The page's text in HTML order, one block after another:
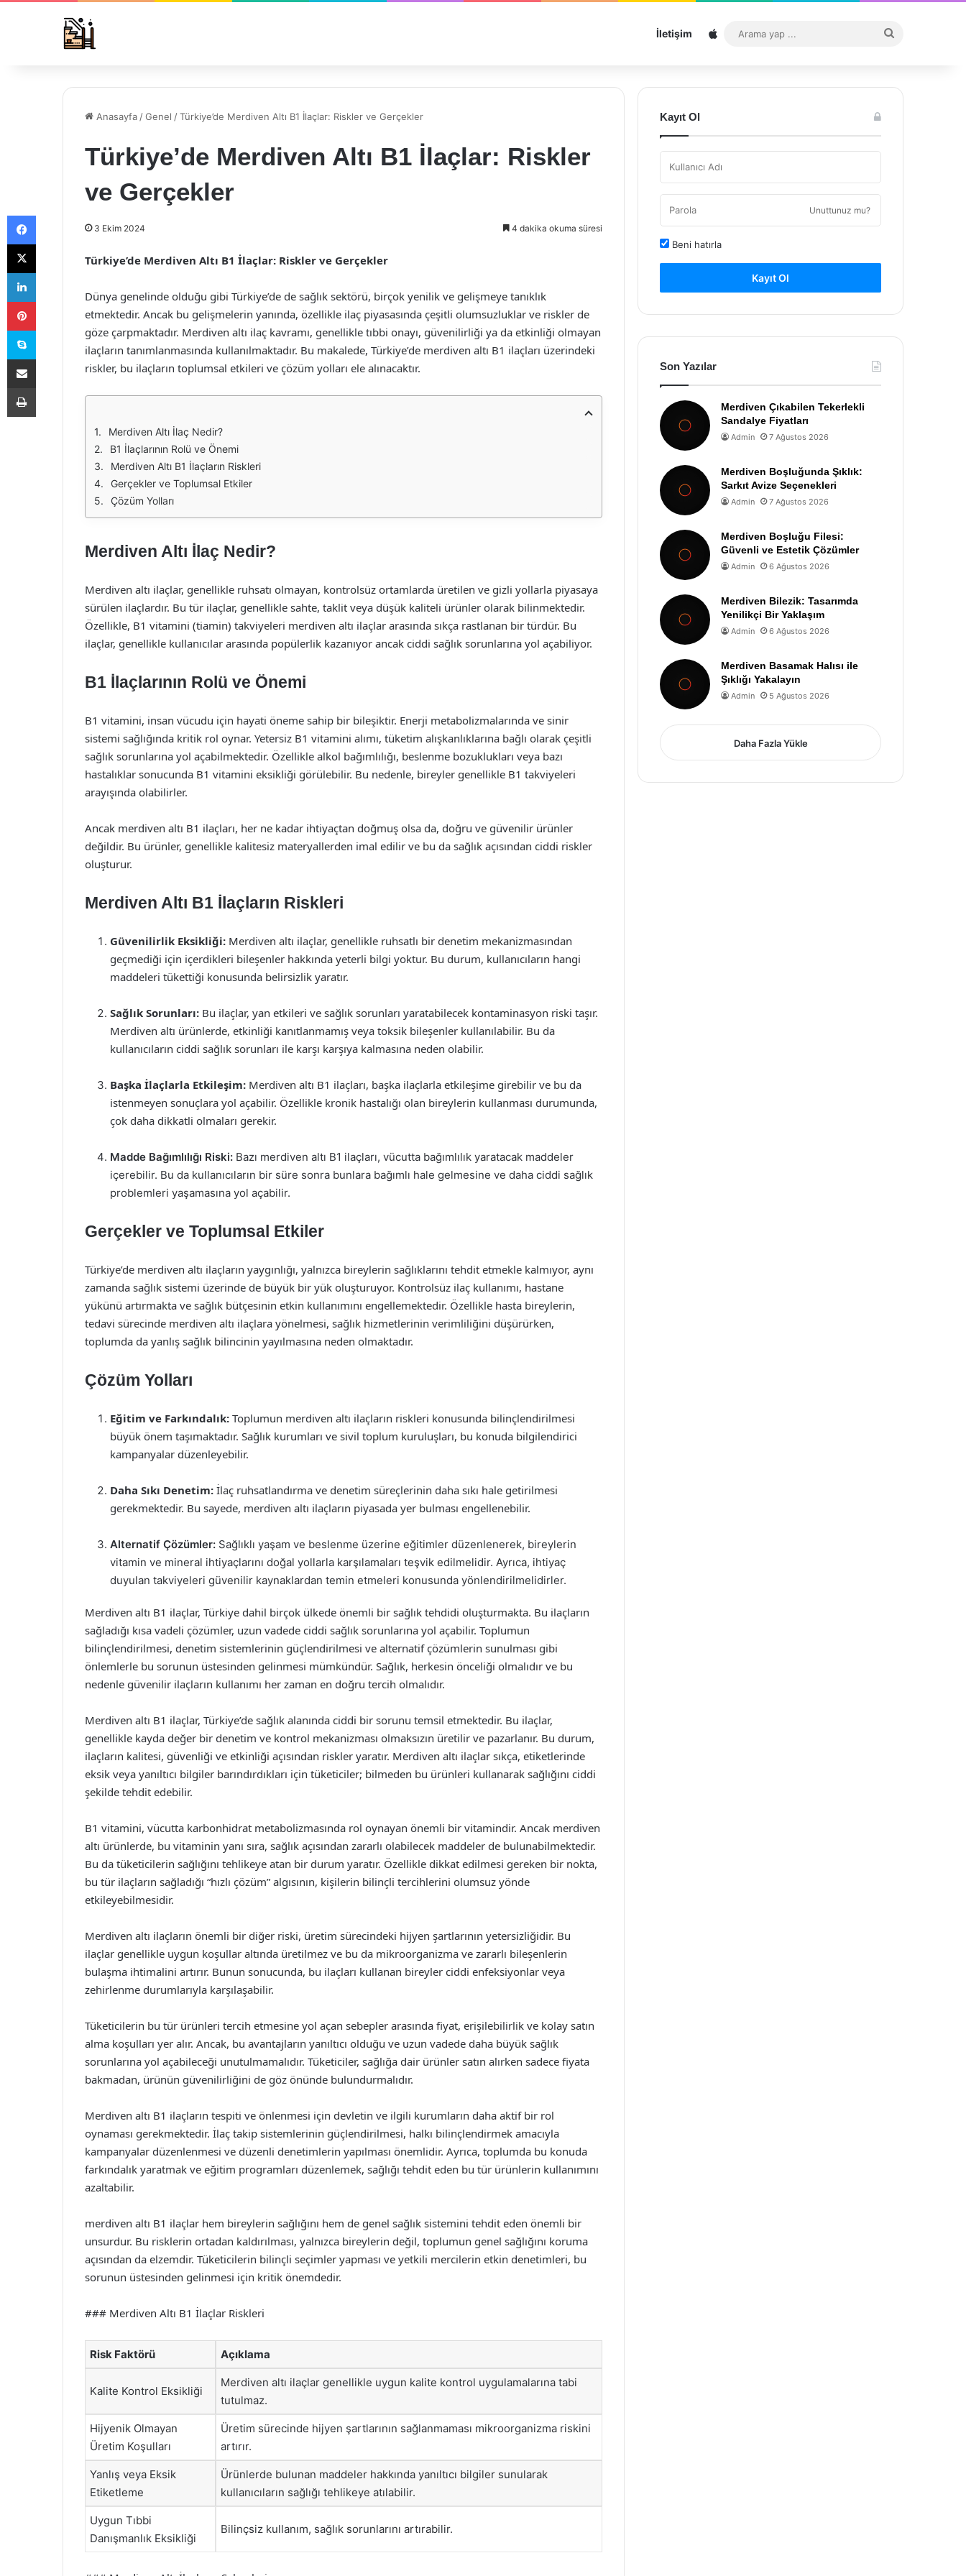
İletişim Sitemap
...
Anasayfa /Genel /Türkiye’de Merdiven Altı B1 İlaçlar: Riskler ve Gerçekler
Türkiye’de Merdiven Altı B1 İlaçlar: Riskler
ve Gerçekler
3 Ekim 2024 4 dakika okuma süresi
Türkiye’de Merdiven Altı B1 İlaçlar: Riskler ve Gerçekler
Dünya genelinde olduğu gibi Türkiye’de de sağlık sektörü, birçok yenilik ve gelişmeye tanıklık
etmektedir. Ancak bu gelişmelerin yanında, özellikle ilaç piyasasında çeşitli olumsuzluklar ve riskler de
göze çarpmaktadır. Merdiven altı ilaç kavramı, genellikle tıbbi onayı, güvenilirliği ya da etkinliği olmayan
ilaçların tanımlanmasında kullanılmaktadır. Bu makalede, Türkiye’de merdiven altı B1 ilaçları üzerindeki
riskler, bu ilaçların toplumsal etkileri ve çözüm yolları ele alınacaktır.
Merdiven Altı İlaç Nedir?
B1 İlaçlarının Rolü ve Önemi
Merdiven Altı B1 İlaçların Riskleri
Gerçekler ve Toplumsal Etkiler
Çözüm Yolları
Merdiven Altı İlaç Nedir?
Merdiven altı ilaçlar, genellikle ruhsatı olmayan, kontrolsüz ortamlarda üretilen ve gizli yollarla piyasaya
sürülen ilaçlardır. Bu tür ilaçlar, genellikle sahte, taklit veya düşük kaliteli ürünler olarak bilinmektedir.
Özellikle, B1 vitamini (tiamin) takviyeleri merdiven altı ilaçlar arasında sıkça rastlanan bir türdür. Bu
ilaçlar, genellikle kullanıcılar arasında popülerlik kazanıyor ancak ciddi sağlık sorunlarına yol açabiliyor.
B1 İlaçlarının Rolü ve Önemi
B1 vitamini, insan vücudu için hayati öneme sahip bir bileşiktir. Enerji metabolizmalarında ve sinir
sistemi sağlığında kritik rol oynar. Yetersiz B1 vitamini alımı, tüketim alışkanlıklarına bağlı olarak çeşitli
sağlık sorunlarına yol açabilmektedir. Özellikle alkol bağımlılığı, beslenme bozuklukları veya bazı
hastalıklar sonucunda B1 vitamini eksikliği görülebilir. Bu nedenle, bireyler genellikle B1 takviyeleri
arayışında olabilirler.
Ancak merdiven altı B1 ilaçları, her ne kadar ihtiyaçtan doğmuş olsa da, doğru ve güvenilir ürünler
değildir. Bu ürünler, genellikle kalitesiz materyallerden imal edilir ve bu da sağlık açısından ciddi riskler
oluşturur.
Merdiven Altı B1 İlaçların Riskleri
Güvenilirlik Eksikliği: Merdiven altı ilaçlar, genellikle ruhsatlı bir denetim mekanizmasından
geçmediği için içerdikleri bileşenler hakkında yeterli bilgi yoktur. Bu durum, kullanıcıların hangi
maddeleri tükettiği konusunda belirsizlik yaratır.
Sağlık Sorunları: Bu ilaçlar, yan etkileri ve sağlık sorunları yaratabilecek kontaminasyon riski taşır.
Merdiven altı ürünlerde, etkinliği kanıtlanmamış veya toksik bileşenler kullanılabilir. Bu da
kullanıcıların ciddi sağlık sorunları ile karşı karşıya kalmasına neden olabilir.
Başka İlaçlarla Etkileşim: Merdiven altı B1 ilaçları, başka ilaçlarla etkileşime girebilir ve bu da
istenmeyen sonuçlara yol açabilir. Özellikle kronik hastalığı olan bireylerin kullanması durumunda,
çok daha dikkatli olmaları gerekir.
Madde Bağımlılığı Riski: Bazı merdiven altı B1 ilaçları, vücutta bağımlılık yaratacak maddeler
içerebilir. Bu da kullanıcıların bir süre sonra bunlara bağımlı hale gelmesine ve daha ciddi sağlık
problemleri yaşamasına yol açabilir.
Gerçekler ve Toplumsal Etkiler
Türkiye’de merdiven altı ilaçların yaygınlığı, yalnızca bireylerin sağlıklarını tehdit etmekle kalmıyor, aynı
zamanda sağlık sistemi üzerinde de büyük bir yük oluşturuyor. Kontrolsüz ilaç kullanımı, hastane
yükünü artırmakta ve sağlık bütçesinin etkin kullanımını engellemektedir. Özellikle hasta bireylerin,
tedavi sürecinde merdiven altı ilaçlara yönelmesi, sağlık hizmetlerinin verimliliğini düşürürken,
toplumda da yanlış sağlık bilincinin yayılmasına neden olmaktadır.
Çözüm Yolları
Eğitim ve Farkındalık: Toplumun merdiven altı ilaçların riskleri konusunda bilinçlendirilmesi
büyük önem taşımaktadır. Sağlık kurumları ve sivil toplum kuruluşları, bu konuda bilgilendirici
kampanyalar düzenleyebilir.
Daha Sıkı Denetim: İlaç ruhsatlandırma ve denetim süreçlerinin daha sıkı hale getirilmesi
gerekmektedir. Bu sayede, merdiven altı ilaçların piyasada yer bulması engellenebilir.
Alternatif Çözümler: Sağlıklı yaşam ve beslenme üzerine eğitimler düzenlenerek, bireylerin
vitamin ve mineral ihtiyaçlarını doğal yollarla karşılamaları teşvik edilmelidir. Ayrıca, ihtiyaç
duyulan takviyeleri güvenilir kaynaklardan temin etmeleri konusunda yönlendirilmelidirler.
Merdiven altı B1 ilaçlar, Türkiye dahil birçok ülkede önemli bir sağlık tehdidi oluşturmakta. Bu ilaçların
sağladığı kısa vadeli çözümler, uzun vadede ciddi sağlık sorunlarına yol açabilir. Toplumun
bilinçlendirilmesi, denetim sistemlerinin güçlendirilmesi ve alternatif çözümlerin sunulması gibi
önlemlerle bu sorunun üstesinden gelinmesi mümkündür. Sağlık, herkesin önceliği olmalıdır ve bu
nedenle güvenilir ilaçların kullanımı her zaman en doğru tercih olmalıdır.
Merdiven altı B1 ilaçlar, Türkiye’de sağlık alanında ciddi bir sorunu temsil etmektedir. Bu ilaçlar,
genellikle kayda değer bir denetim ve kontrol mekanizması olmaksızın üretilir ve pazarlanır. Bu durum,
ilaçların kalitesi, güvenliği ve etkinliği açısından riskler yaratır. Merdiven altı ilaçlar sıkça, etiketlerinde
eksik veya yanıltıcı bilgiler barındırdıkları için tüketiciler; bilmeden bu ürünleri kullanarak sağlığını ciddi
şekilde tehdit edebilir.
B1 vitamini, vücutta karbonhidrat metabolizmasında rol oynayan önemli bir vitamindir. Ancak merdiven
altı ürünlerde, bu vitaminin yanı sıra, sağlık açısından zararlı olabilecek maddeler de bulunabilmektedir.
Bu da tüketicilerin sağlığını tehlikeye atan bir durum yaratır. Özellikle dikkat edilmesi gereken bir nokta,
bu tür ilaçların sağladığı “hızlı çözüm” algısının, kişilerin bilinçli tercihlerini olumsuz yönde
etkileyebilmesidir.
Merdiven altı ilaçların önemli bir diğer riski, üretim sürecindeki hijyen şartlarının yetersizliğidir. Bu
ilaçlar genellikle uygun koşullar altında üretilmez ve bu da mikroorganizma ve zararlı bileşenlerin
bulaşma ihtimalini artırır. Bunun sonucunda, bu ilaçları kullanan bireyler ciddi enfeksiyonlar veya
zehirlenme durumlarıyla karşılaşabilir.
Tüketicilerin bu tür ürünleri tercih etmesine yol açan sebepler arasında fiyat, erişilebilirlik ve kolay satın
alma koşulları yer alır. Ancak, bu avantajların yanıltıcı olduğu ve uzun vadede daha büyük sağlık
sorunlarına yol açabileceği unutulmamalıdır. Tüketiciler, sağlığa dair ürünler satın alırken sadece fiyata
bakmadan, ürünün güvenilirliğini de göz önünde bulundurmalıdır.
Merdiven altı B1 ilaçların tespiti ve önlenmesi için devletin ve ilgili kurumların daha aktif bir rol
oynaması gerekmektedir. İlaç takip sistemlerinin güçlendirilmesi, halkı bilinçlendirmek amacıyla
kampanyalar düzenlenmesi ve düzenli denetimlerin yapılması önemlidir. Ayrıca, toplumda bu konuda
farkındalık yaratmak ve eğitim programları düzenlemek, sağlığı tehdit eden bu tür ürünlerin kullanımını
azaltabilir.
merdiven altı B1 ilaçlar hem bireylerin sağlığını hem de genel sağlık sistemini tehdit eden önemli bir
unsurdur. Bu risklerin ortadan kaldırılması, yalnızca bireylerin değil, toplumun genel sağlığını koruma
açısından da elzemdir. Tüketicilerin bilinçli seçimler yapması ve yetkili mercilerin etkin denetimleri, bu
sorunun üstesinden gelinmesi için kritik önemdedir.
### Merdiven Altı B1 İlaçlar Riskleri
Risk Faktörü Açıklama
Kalite Kontrol Eksikliği
Merdiven altı ilaçlar genellikle uygun kalite kontrol uygulamalarına tabi
tutulmaz.
Hijyenik Olmayan
Üretim Koşulları
Üretim sürecinde hijyen şartlarının sağlanmaması mikroorganizma riskini
artırır.
Yanlış veya Eksik
Etiketleme
Ürünlerde bulunan maddeler hakkında yanıltıcı bilgiler sunularak
kullanıcıların sağlığı tehlikeye atılabilir.
Uygun Tıbbi
Danışmanlık Eksikliği
Bilinçsiz kullanım, sağlık sorunlarını artırabilir.
Kayıt Ol
Unuttunuz mu?
Beni hatırla
Kayıt Ol
Son Yazılar
Merdiven Çıkabilen Tekerlekli
Sandalye Fiyatları
Admin 7 Ağustos 2026
Merdiven Boşluğunda Şıklık:
Sarkıt Avize Seçenekleri
Admin 7 Ağustos 2026
Merdiven Boşluğu Filesi:
Güvenli ve Estetik Çözümler
Admin 6 Ağustos 2026
Merdiven Bilezik: Tasarımda
Yenilikçi Bir Yaklaşım
Admin 6 Ağustos 2026
Merdiven Basamak Halısı ile
Şıklığı Yakalayın
Admin 5 Ağustos 2026
Daha Fazla Yükle
Facebook
X
LinkedIn
Pinterest
Skype
E-Posta ile paylaş